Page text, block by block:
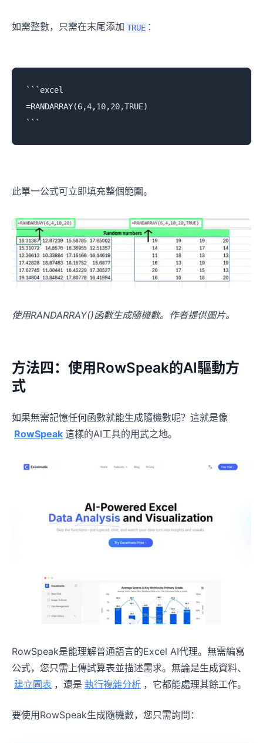
如需整數，只需在末尾添加 TRUE ：
```excel
=RANDARRAY(6,4,10,20,TRUE)
此單一公式可立即填充整個範圍。
使用RANDARRAY()函數生成隨機數。作者提供圖片。
方法四：使用RowSpeak的AI驅動方
式
如果無需記憶任何函數就能生成隨機數呢？這就是像
RowSpeak 這樣的AI工具的用武之地。
RowSpeak是能理解普通語言的Excel AI代理。無需編寫
公式，您只需上傳試算表並描述需求。無論是生成資料、
建立圖表 ，還是 執行複雜分析 ，它都能處理其餘工作。
要使用RowSpeak生成隨機數，您只需詢問：